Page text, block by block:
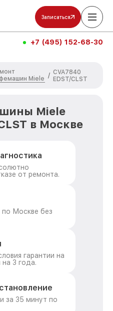
Записаться
+7 (495) 152-68-30
Miele / CVA7840
EDST/CLST
Miele
в Москве
от ремонта.
Москве без
гарантии на
3 года.
за 35 минут по